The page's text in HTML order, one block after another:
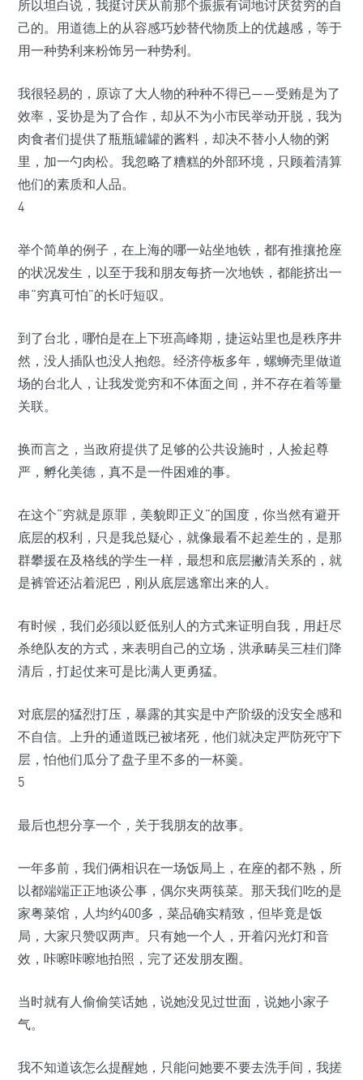
所以坦白说，我挺讨厌从前那个振振有词地讨厌贫穷的自
己的。用道德上的从容感巧妙替代物质上的优越感，等于
用一种势利来粉饰另一种势利。
我很轻易的，原谅了大人物的种种不得已——受贿是为了
效率，妥协是为了合作，却从不为小市民举动开脱，我为
肉食者们提供了瓶瓶罐罐的酱料，却决不替小人物的粥
里，加一勺肉松。我忽略了糟糕的外部环境，只顾着清算
他们的素质和人品。
4
举个简单的例子，在上海的哪一站坐地铁，都有推攘抢座
的状况发生，以至于我和朋友每挤一次地铁，都能挤出一
串“穷真可怕”的长吁短叹。
到了台北，哪怕是在上下班高峰期，捷运站里也是秩序井
然，没人插队也没人抱怨。经济停板多年，螺蛳壳里做道
场的台北人，让我发觉穷和不体面之间，并不存在着等量
关联。
换而言之，当政府提供了足够的公共设施时，人捡起尊
严，孵化美德，真不是一件困难的事。
在这个“穷就是原罪，美貌即正义”的国度，你当然有避开
底层的权利，只是我总疑心，就像最看不起差生的，是那
群攀援在及格线的学生一样，最想和底层撇清关系的，就
是裤管还沾着泥巴，刚从底层逃窜出来的人。
有时候，我们必须以贬低别人的方式来证明自我，用赶尽
杀绝队友的方式，来表明自己的立场，洪承畴吴三桂们降
清后，打起仗来可是比满人更勇猛。
对底层的猛烈打压，暴露的其实是中产阶级的没安全感和
不自信。上升的通道既已被堵死，他们就决定严防死守下
层，怕他们瓜分了盘子里不多的一杯羹。
5
最后也想分享一个，关于我朋友的故事。
一年多前，我们俩相识在一场饭局上，在座的都不熟，所
以都端端正正地谈公事，偶尔夹两筷菜。那天我们吃的是
家粤菜馆，人均约400多，菜品确实精致，但毕竟是饭
局，大家只赞叹两声。只有她一个人，开着闪光灯和音
效，咔嚓咔嚓地拍照，完了还发朋友圈。
当时就有人偷偷笑话她，说她没见过世面，说她小家子
气。
我不知道该怎么提醒她，只能问她要不要去洗手间，我搓